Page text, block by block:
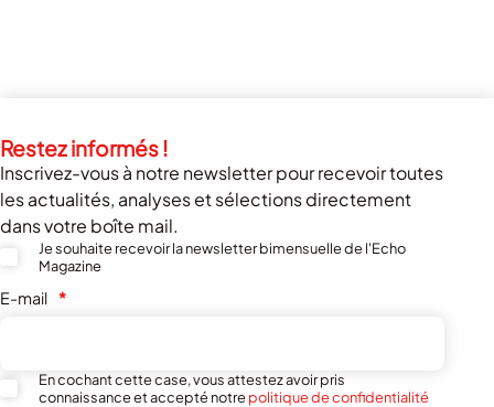
Restez informés !
Inscrivez-vous à notre newsletter pour recevoir toutes
les actualités, analyses et sélections directement
dans votre boîte mail.
Je souhaite recevoir la newsletter bimensuelle de l'Echo
Magazine
E-mail *
En cochant cette case, vous attestez avoir pris
connaissance et accepté notrepolitique de confidentialité